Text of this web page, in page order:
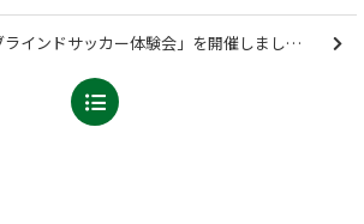
「伊那西小学校 ブラインドサッカー体験会」を開催しました【報告】